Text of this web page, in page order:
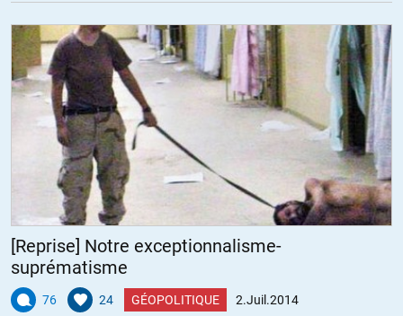
[Reprise] Notre exceptionnalisme-
suprématisme
76 24 GÉOPOLITIQUE 2.Juil.2014